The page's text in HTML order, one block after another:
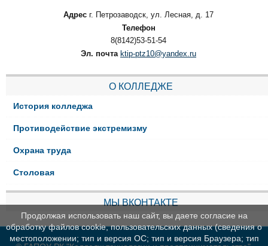
Адрес г. Петрозаводск, ул. Лесная, д. 17
Телефон
8(8142)53-51-54
Эл. почта ktip-ptz10@yandex.ru
О КОЛЛЕДЖЕ
История колледжа
Противодействие экстремизму
Охрана труда
Столовая
МЫ ВКОНТАКТЕ
Продолжая использовать наш сайт, вы даете согласие на
обработку файлов cookie, пользовательских данных (сведения о
местоположении; тип и версия ОС; тип и версия Браузера; тип